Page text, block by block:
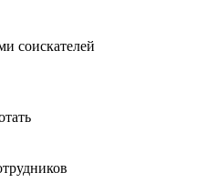
соискателей